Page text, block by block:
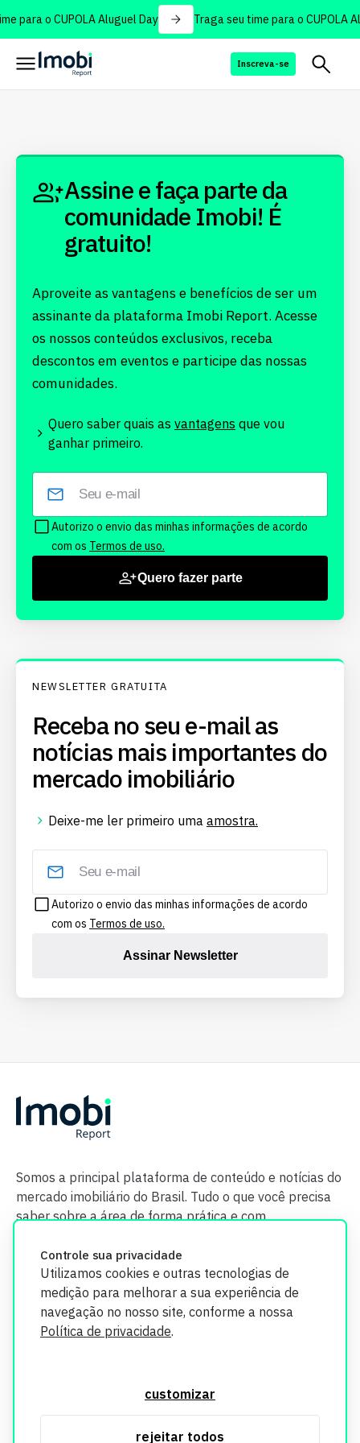
para o CUPOLA Aluguel Day Traga seu time para o CUPOLA
Inscreva-se
Controle sua privacidade
Utilizamos cookies e outras tecnologias de
medição para melhorar a sua experiência de
navegação no nosso site, conforme a nossa
Política de privacidade.
customizar
rejeitar todos
Assine e faça parte da
comunidade Imobi! É
gratuito!
Aproveite as vantagens e benefícios de ser um
assinante da plataforma Imobi Report. Acesse
os nossos conteúdos exclusivos, receba
descontos em eventos e participe das nossas
comunidades.
Quero saber quais as vantagens que vou
ganhar primeiro.
Autorizo o envio das minhas informações de acordo
com os Termos de uso.
Quero fazer parte
NEWSLETTER GRATUITA
Receba no seu e-mail as
notícias mais importantes do
mercado imobiliário
Deixe-me ler primeiro uma amostra.
Autorizo o envio das minhas informações de acordo
com os Termos de uso.
Assinar Newsletter
Somos a principal plataforma de conteúdo e notícias do
mercado imobiliário do Brasil. Tudo o que você precisa
saber sobre a área de forma prática e com
segurança. Todos os dados coletados em nosso site são
utilizados exclusivamente para fins de aprimoramento de
informações, consulte nossa Política de Privacidade.